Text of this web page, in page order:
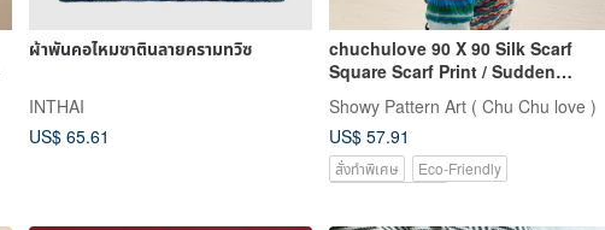
ผ้าพันคอไหมซาตินลายครามทวิซ
INTHAI
US$ 65.61
chuchulove 90 X 90 Silk Scarf
Square Scarf Print / Sudden
Adventure
Showy Pattern Art ( Chu Chu love )
US$ 57.91
สั่งทำพิเศษ
Eco-Friendly